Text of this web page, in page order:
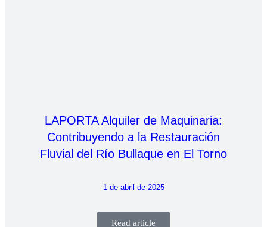
LAPORTA Alquiler de Maquinaria:
Contribuyendo a la Restauración
Fluvial del Río Bullaque en El Torno
1 de abril de 2025
Read article